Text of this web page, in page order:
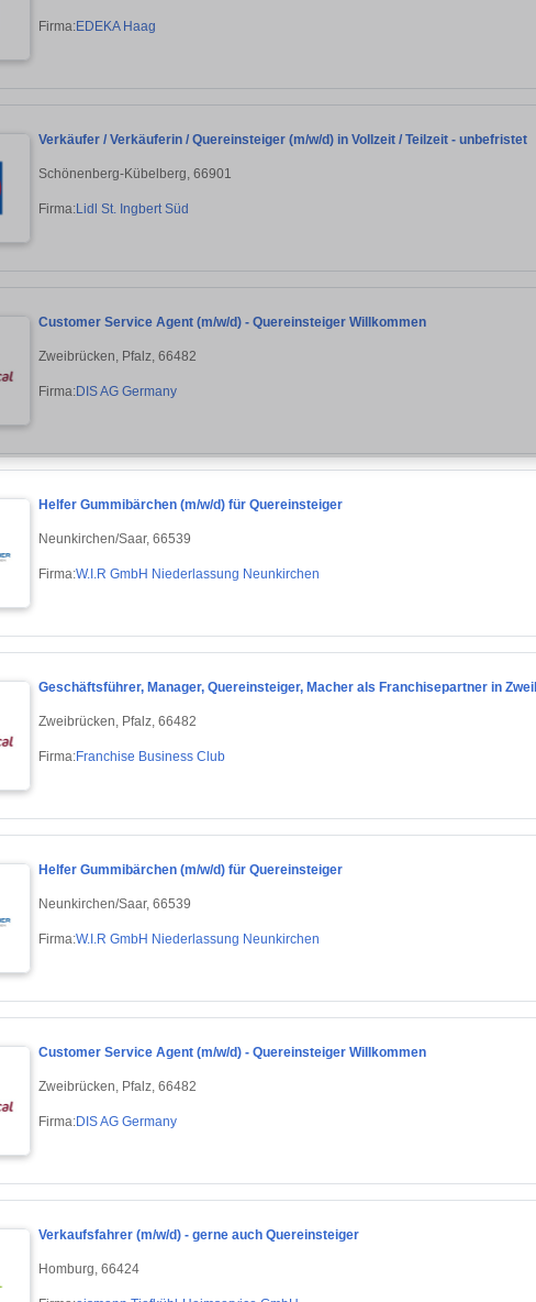
Firma:EDEKA Haag
Verkäufer / Verkäuferin / Quereinsteiger (m/w/d) in Vollzeit / Teilzeit - unbefristet
Schönenberg-Kübelberg, 66901
Firma:Lidl St. Ingbert Süd
Customer Service Agent (m/w/d) - Quereinsteiger Willkommen
Zweibrücken, Pfalz, 66482
Firma:DIS AG Germany
Helfer Gummibärchen (m/w/d) für Quereinsteiger
Neunkirchen/Saar, 66539
Firma:W.I.R GmbH Niederlassung Neunkirchen
Geschäftsführer, Manager, Quereinsteiger, Macher als Franchisepartner in
Zweibrücken, Pfalz, 66482
Firma:Franchise Business Club
Helfer Gummibärchen (m/w/d) für Quereinsteiger
Neunkirchen/Saar, 66539
Firma:W.I.R GmbH Niederlassung Neunkirchen
Customer Service Agent (m/w/d) - Quereinsteiger Willkommen
Zweibrücken, Pfalz, 66482
Firma:DIS AG Germany
Verkaufsfahrer (m/w/d) - gerne auch Quereinsteiger
Homburg, 66424